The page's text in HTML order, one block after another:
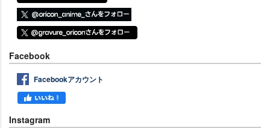
Facebook
Facebookアカウント
Instagram